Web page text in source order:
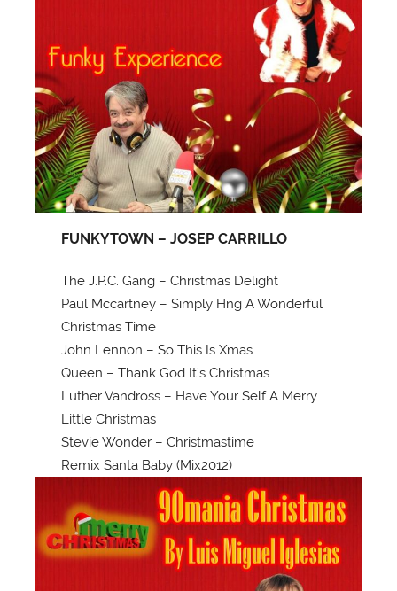
FUNKYTOWN – JOSEP CARRILLO
The J.P.C. Gang – Christmas Delight
Paul Mccartney – Simply Hng A Wonderful
Christmas Time
John Lennon – So This Is Xmas
Queen – Thank God It’s Christmas
Luther Vandross – Have Your Self A Merry
Little Christmas
Stevie Wonder – Christmastime
Remix Santa Baby (Mix2012)